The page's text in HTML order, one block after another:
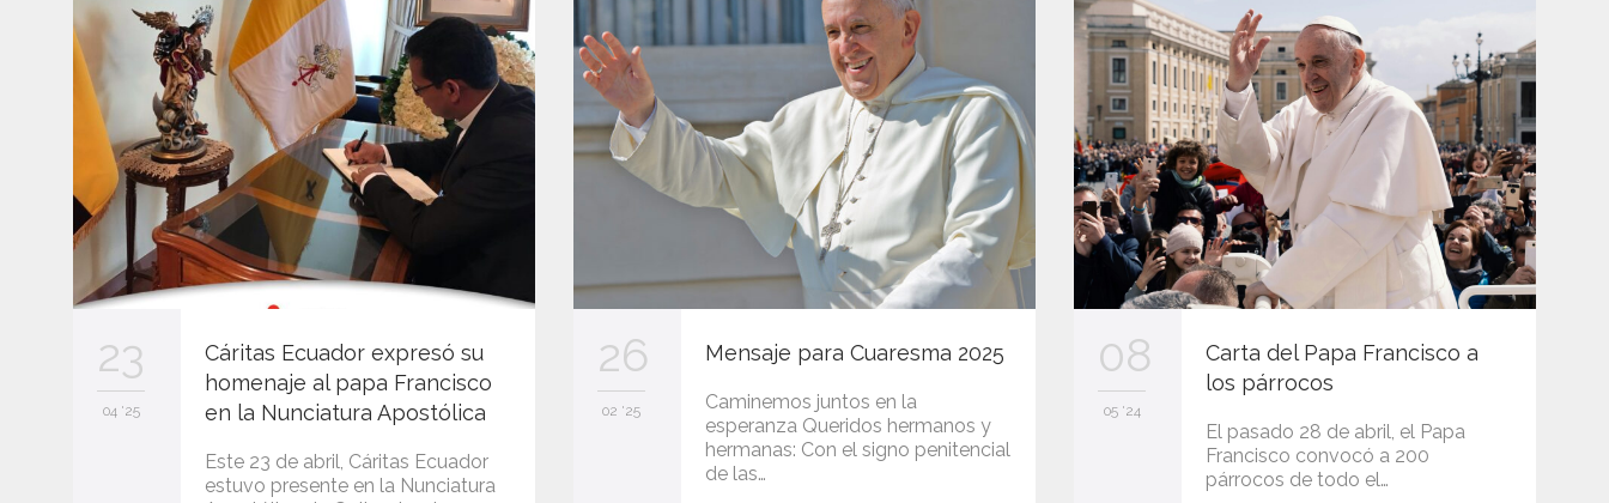
23
04 '25
Cáritas Ecuador expresó su
homenaje al papa Francisco
en la Nunciatura Apostólica
Este 23 de abril, Cáritas Ecuador
estuvo presente en la Nunciatura
26
02 '25
Mensaje para Cuaresma 2025
Caminemos juntos en la
esperanza Queridos hermanos y
hermanas: Con el signo penitencial
de las…
08
05 '24
Carta del Papa Francisco a
los párrocos
El pasado 28 de abril, el Papa
Francisco convocó a 200
párrocos de todo el…